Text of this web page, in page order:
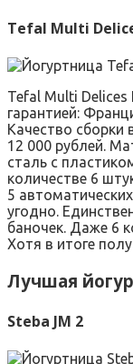
Tefal Multi
Tefal Multi Delices
гарантией:
Качество сборки
12 000 рублей.
сталь с
количестве 6
5
угодно.
баночек. Даже 6
Хотя в итоге
Лучшая
Steba JM 2